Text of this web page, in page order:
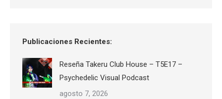
Publicaciones Recientes:
Reseña Takeru Club House – T5E17 –
Psychedelic Visual Podcast
agosto 7, 2026